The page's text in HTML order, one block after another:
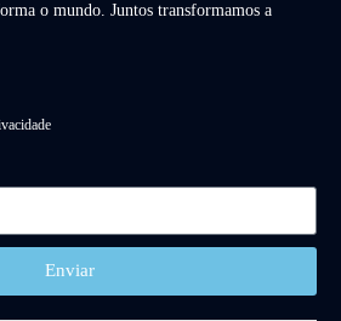
o mundo. Juntos transformamos a
Enviar